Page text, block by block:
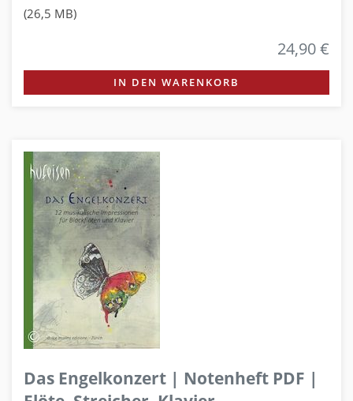
(26,5 MB)
24,90 €
IN DEN WARENKORB
Das Engelkonzert | Notenheft PDF |